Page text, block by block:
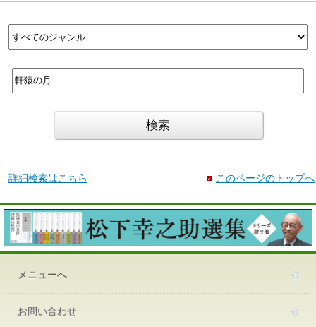
詳細検索はこちら このページのトップへ
メニューへ
お問い合わせ